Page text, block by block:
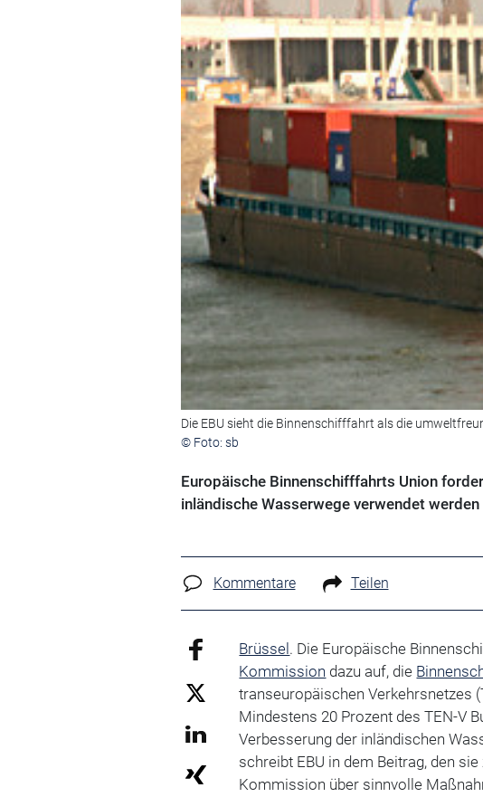
Die EBU sieht die Binnenschifffahrt als die
© Foto: sb
Europäische Binnenschifffahrts Union
inländische Wasserwege verwendet werden
Kommentare Teilen
Brüssel . Die Europäische
Kommission dazu auf, die
transeuropäischen Verkehrsnetzes
Mindestens 20 Prozent des TEN-V
Verbesserung der inländischen
schreibt EBU in dem Beitrag, den
Kommission über sinnvolle